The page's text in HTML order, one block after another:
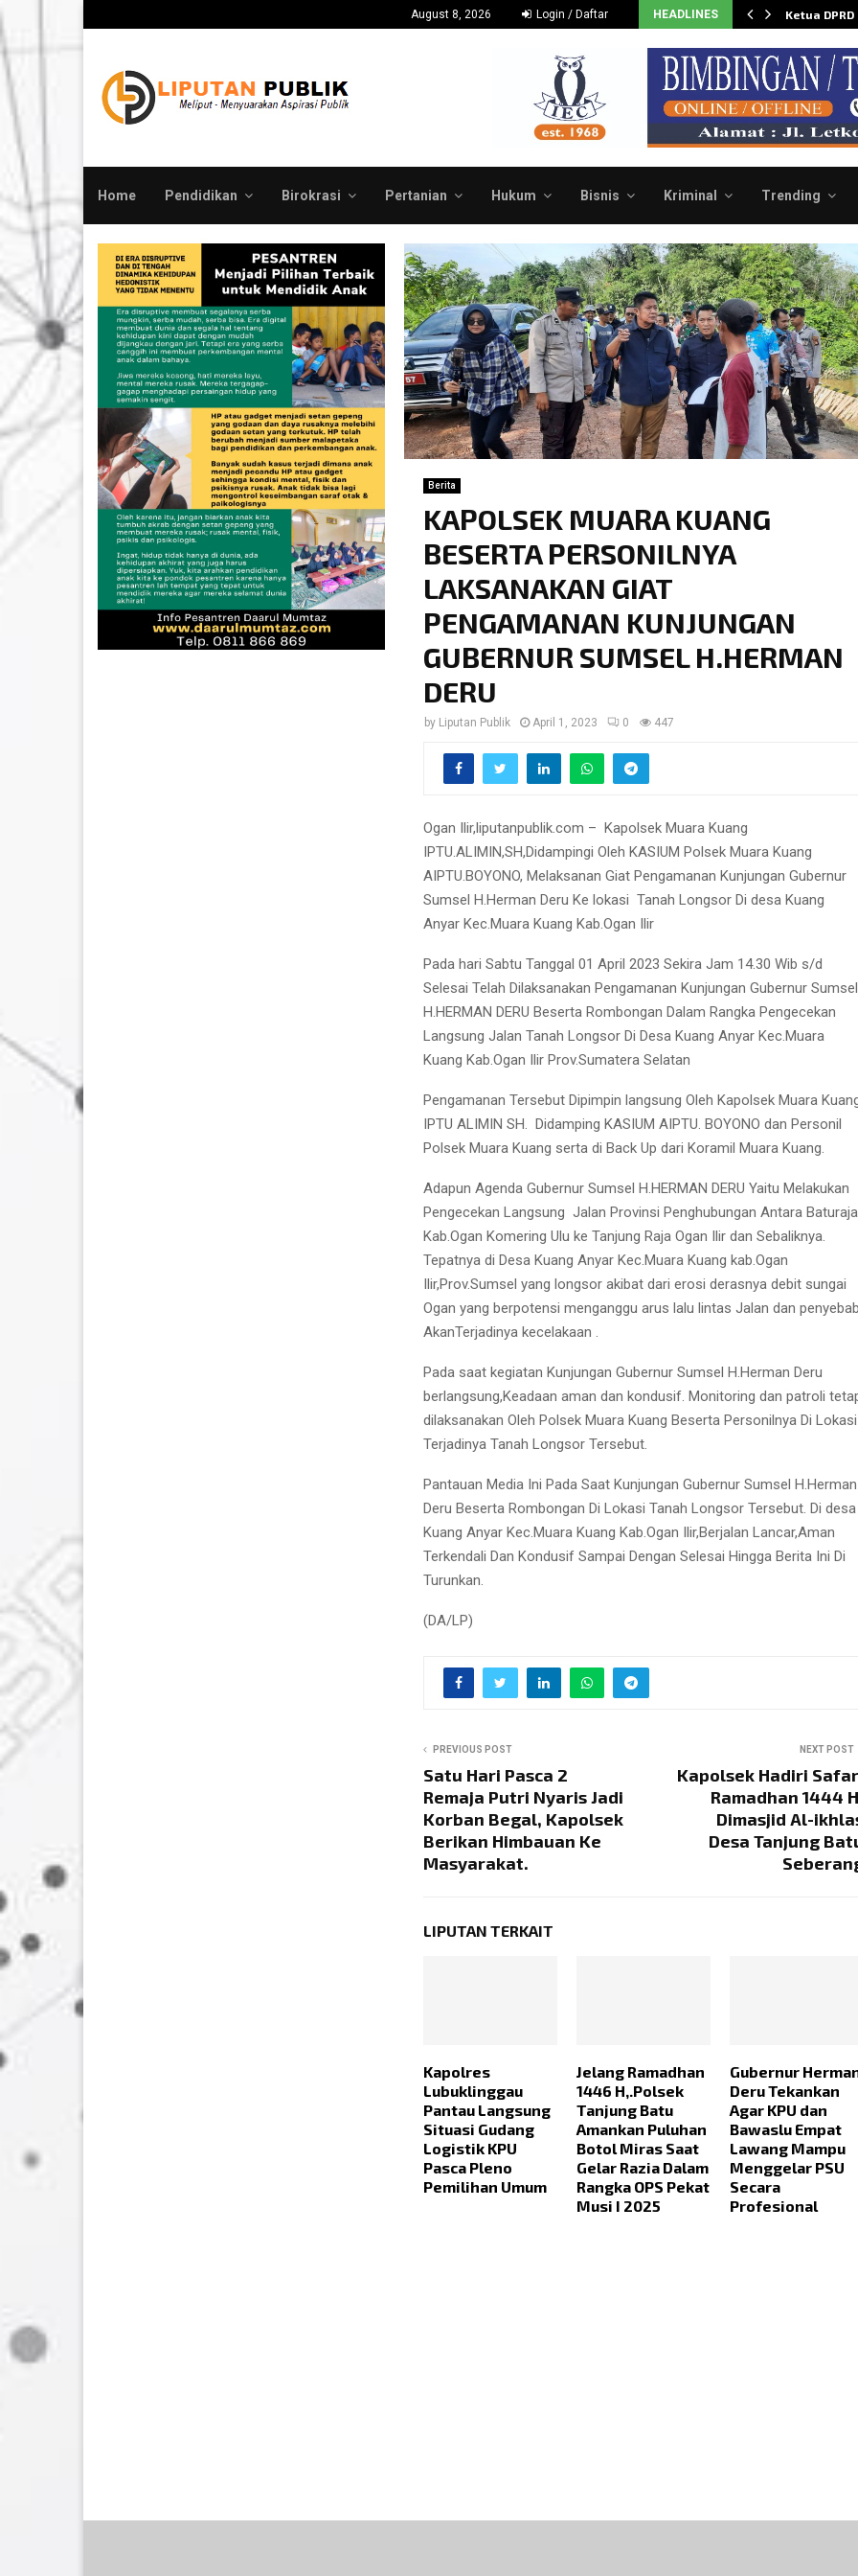
August 8, 2026 Login / Daftar HEADLINES
Medco E&P Grissik Dukung dan Dorong Budidaya… Ketua
Home Pendidikan Birokrasi Pertanian Hukum Bisnis Kriminal Trending
Berita
KAPOLSEK MUARA KUANG
BESERTA PERSONILNYA
LAKSANAKAN GIAT
PENGAMANAN KUNJUNGAN
GUBERNUR SUMSEL H.HERMAN
DERU
by Liputan Publik April 1, 2023 0 447
Ogan Ilir,liputanpublik.com – Kapolsek Muara Kuang
IPTU.ALIMIN,SH,Didampingi Oleh KASIUM Polsek Muara Kuang
AIPTU.BOYONO, Melaksanan Giat Pengamanan Kunjungan Gubernur
Sumsel H.Herman Deru Ke lokasi Tanah Longsor Di desa Kuang
Anyar Kec.Muara Kuang Kab.Ogan Ilir
Pada hari Sabtu Tanggal 01 April 2023 Sekira Jam 14.30 Wib s/d
Selesai Telah Dilaksanakan Pengamanan Kunjungan Gubernur Sumsel
H.HERMAN DERU Beserta Rombongan Dalam Rangka Pengecekan
Langsung Jalan Tanah Longsor Di Desa Kuang Anyar Kec.Muara
Kuang Kab.Ogan Ilir Prov.Sumatera Selatan
Pengamanan Tersebut Dipimpin langsung Oleh Kapolsek Muara
IPTU ALIMIN SH. Didamping KASIUM AIPTU. BOYONO dan Personil
Polsek Muara Kuang serta di Back Up dari Koramil Muara Kuang.
Adapun Agenda Gubernur Sumsel H.HERMAN DERU Yaitu Melakukan
Pengecekan Langsung Jalan Provinsi Penghubungan Antara Baturaja
Kab.Ogan Komering Ulu ke Tanjung Raja Ogan Ilir dan Sebaliknya.
Tepatnya di Desa Kuang Anyar Kec.Muara Kuang kab.Ogan
Ilir,Prov.Sumsel yang longsor akibat dari erosi derasnya debit sungai
Ogan yang berpotensi menganggu arus lalu lintas Jalan dan
AkanTerjadinya kecelakaan .
Pada saat kegiatan Kunjungan Gubernur Sumsel H.Herman Deru
berlangsung,Keadaan aman dan kondusif. Monitoring dan patroli
dilaksanakan Oleh Polsek Muara Kuang Beserta Personilnya Di Lokasi
Terjadinya Tanah Longsor Tersebut.
Pantauan Media Ini Pada Saat Kunjungan Gubernur Sumsel H.Herman
Deru Beserta Rombongan Di Lokasi Tanah Longsor Tersebut. Di desa
Kuang Anyar Kec.Muara Kuang Kab.Ogan Ilir,Berjalan Lancar,Aman
Terkendali Dan Kondusif Sampai Dengan Selesai Hingga Berita Ini Di
Turunkan.
(DA/LP)
PREVIOUS POST
Satu Hari Pasca 2
Remaja Putri Nyaris Jadi
Korban Begal, Kapolsek
Berikan Himbauan Ke
Masyarakat.
NEXT POST
Kapolsek Hadiri
Ramadhan 1444
Dimasjid Al-
Desa Tanjung
LIPUTAN TERKAIT
Kapolres
Lubuklinggau
Pantau Langsung
Situasi Gudang
Logistik KPU
Pasca Pleno
Pemilihan Umum
Jelang Ramadhan
1446 H,.Polsek
Tanjung Batu
Amankan Puluhan
Botol Miras Saat
Gelar Razia Dalam
Rangka OPS Pekat
Musi I 2025
Gubernur
Deru Tekankan
Agar KPU dan
Bawaslu Empat
Lawang Mampu
Menggelar PSU
Secara
Profesional